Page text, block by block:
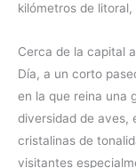
kilómetros de
Cerca de la capital
Día, a un corto
en la que reina una
diversidad de aves,
cristalinas de
visitantes